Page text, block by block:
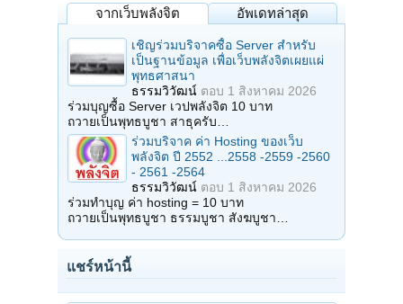
จากเว็บพลังจิต อัพเดทล่าสุด
เชิญร่วมบริจาคซื้อ Server สำหรับ
เป็นฐานข้อมูล เพื่อเว็บพลังจิตเผยแผ่
พุทธศาสนา
ธรรมวิวัฒน์ ตอบ 1 สิงหาคม 2026
ร่วมบุญซื้อ Server เวปพลังจิต 10 บาท
ถวายเป็นพุทธบูชา สาธุครับ…
ร่วมบริจาค ค่า Hosting ของเว็บ
พลังจิต ปี 2552 ...2558 -2559 -2560
- 2561 -2564
ธรรมวิวัฒน์ ตอบ 1 สิงหาคม 2026
ร่วมทำบุญ ค่า hosting = 10 บาท
ถวายเป็นพุทธบูชา ธรรมบูชา สังฆบูชา…
แชร์หน้านี้